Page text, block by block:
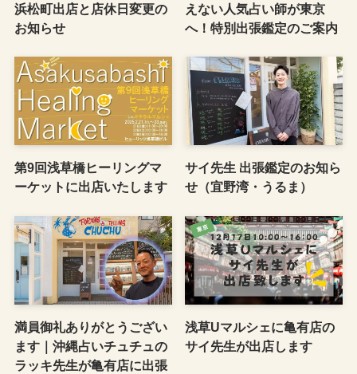
浜松町出店と店休日変更の
お知らせ
えない人気占い師が東京
へ！特別出張鑑定のご案内
第9回浅草橋ヒーリングマ
ーケットに出店いたします
サイ先生 出張鑑定のお知ら
せ（宜野湾・うるま）
満員御礼ありがとうござい
ます｜沖縄占いチュチュの
ラッキ先生が亀有店に出張
浅草Uマルシェに亀有店の
サイ先生が出店します